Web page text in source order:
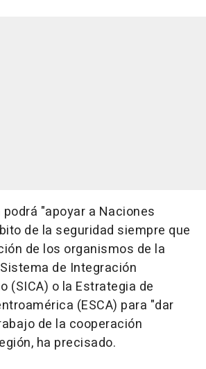
"apoyar a Naciones
de la seguridad siempre que
de los organismos de la
de Integración
(SICA) o la Estrategia de
(ESCA) para "dar
de la cooperación
ha precisado.